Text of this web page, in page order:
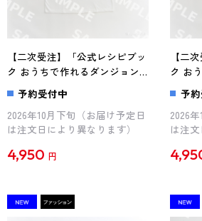
【二次受注】「公式レシピブッ
ク おうちで作れるダンジョン
飯」九井諒子描き下ろし Tシ
ャツ（マルシルとファリン）
予約受付中
2026年10月下旬（お届け予定日
は注文日により異なります）
4,950 円
【二
ク お
飯」
ャツ（
ミ）
予
2026
は注